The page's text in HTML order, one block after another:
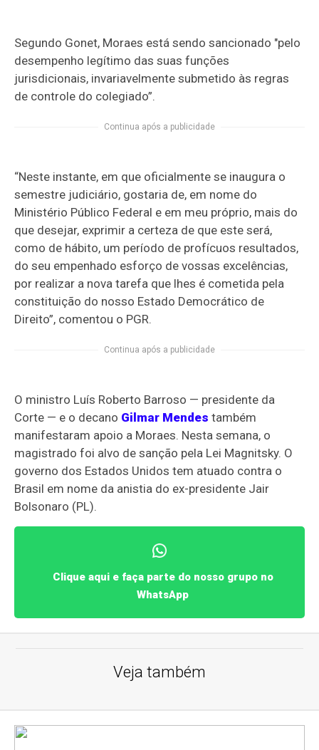
Segundo Gonet, Moraes está sendo sancionado "pelo
desempenho legítimo das suas funções
jurisdicionais, invariavelmente submetido às regras
de controle do colegiado”.
Continua após a publicidade
“Neste instante, em que oficialmente se inaugura o
semestre judiciário, gostaria de, em nome do
Ministério Público Federal e em meu próprio, mais do
que desejar, exprimir a certeza de que este será,
como de hábito, um período de profícuos resultados,
do seu empenhado esforço de vossas excelências,
por realizar a nova tarefa que lhes é cometida pela
constituição do nosso Estado Democrático de
Direito”, comentou o PGR.
Continua após a publicidade
O ministro Luís Roberto Barroso — presidente da
Corte — e o decano Gilmar Mendes também
manifestaram apoio a Moraes. Nesta semana, o
magistrado foi alvo de sanção pela Lei Magnitsky. O
governo dos Estados Unidos tem atuado contra o
Brasil em nome da anistia do ex-presidente Jair
Bolsonaro (PL).
Clique aqui e faça parte do nosso grupo no
WhatsApp
Veja também